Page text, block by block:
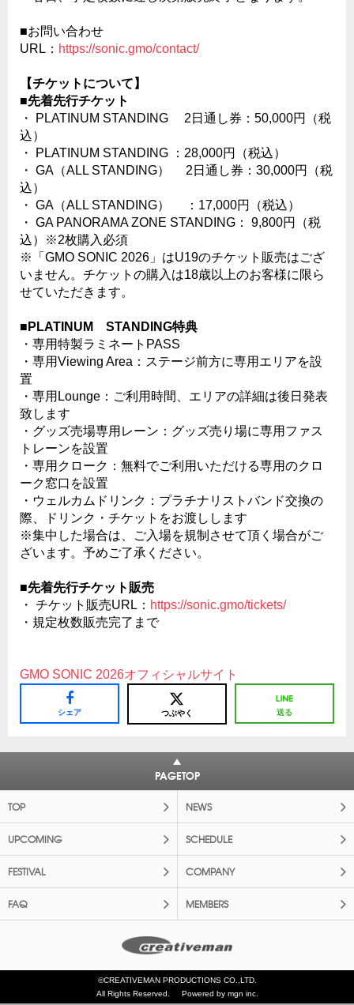
■お問い合わせ
URL： https://sonic.gmo/contact/
【チケットについて】
■先着先行チケット
・ PLATINUM STANDING 2日通し券：50,000円（税
込）
・ PLATINUM STANDING ：28,000円（税込）
・ GA（ALL STANDING） 2日通し券：30,000円（税
込）
・ GA（ALL STANDING） ：17,000円（税込）
・ GA PANORAMA ZONE STANDING： 9,800円（税
込）※2枚購入必須
※「GMO SONIC 2026」はU19のチケット販売はござ
いません。チケットの購入は18歳以上のお客様に限ら
せていただきます。
■PLATINUM STANDING特典
・専用特製ラミネートPASS
・専用Viewing Area：ステージ前⽅に専⽤エリアを設
置
・専用Lounge：ご利⽤時間、エリアの詳細は後⽇発表
致します
・グッズ売場専用レーン：グッズ売り場に専用ファス
トレーンを設置
・専用クローク：無料でご利用いただける専用のクロ
ーク窓口を設置
・ウェルカムドリンク：プラチナリストバンド交換の
際、ドリンク・チケットをお渡しします
※集中した場合は、ご入場を規制させて頂く場合がご
ざいます。予めご了承ください。
■先着先行チケット販売
・ チケット販売URL： https://sonic.gmo/tickets/
・規定枚数販売完了まで
GMO SONIC 2026オフィシャルサイト
シェア つぶやく 送る
PAGETOP
TOP NEWS
UPCOMING SCHEDULE
FESTIVAL COMPANY
FAQ MEMBERS
©CREATIVEMAN PRODUCTIONS CO.,LTD.
All Rights Reserved.
Powered by mgn inc.